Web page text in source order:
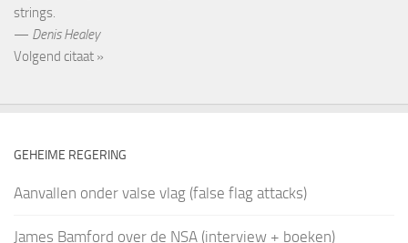
strings.
— Denis Healey
Volgend citaat »
GEHEIME REGERING
Aanvallen onder valse vlag (false flag attacks)
James Bamford over de NSA (interview + boeken)